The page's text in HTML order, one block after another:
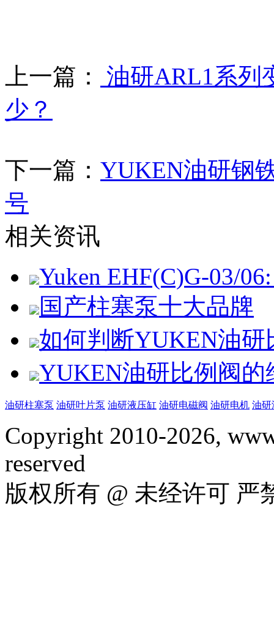
上一篇：
油研ARL1系列
少？
下一篇： YUKEN油研钢
号
相关资讯
Yuken EHF(C)G-03/
国产柱塞泵十大品牌
如何判断YUKEN油
YUKEN油研比例阀的
油研柱塞泵 油研叶片泵 油研液压缸 油研电磁阀 油研电机 油研
Copyright 2010-2026,
reserved
版权所有 @ 未经许可 严